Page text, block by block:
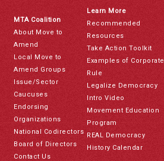
MTA Coalition
About Move to
Amend
Local Move to
Amend Groups
Issue/Sector
Caucuses
Endorsing
Organizations
National Codirectors
Board of Directors
Contact Us
Learn More
Recommended
Resources
Take Action Toolkit
Examples of Corporate
Rule
Legalize Democracy
Intro Video
Movement Education
Program
REAL Democracy
History Calendar